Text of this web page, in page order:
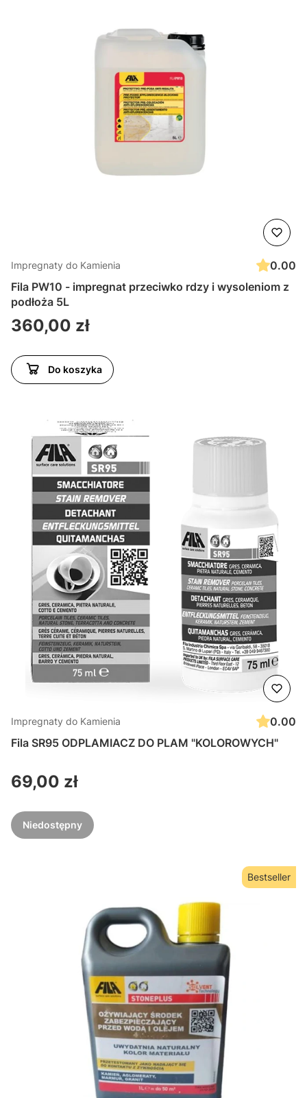
Impregnaty do Kamienia
0.00
Fila PW10 - impregnat przeciwko rdzy i wysoleniom z
podłoża 5L
Cena
360,00 zł
Do koszyka
Impregnaty do Kamienia
0.00
Fila SR95 ODPLAMIACZ DO PLAM "KOLOROWYCH"
Cena
69,00 zł
Niedostępny
Bestseller